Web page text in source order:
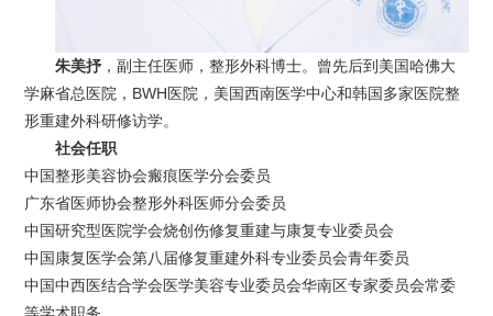
朱美抒 ，副主任医师，整形外科博士。曾先后到美国哈佛大
学麻省总医院，BWH医院，美国西南医学中心和韩国多家医院整
形重建外科研修访学。
社会任职
中国整形美容协会瘢痕医学分会委员
广东省医师协会整形外科医师分会委员
中国研究型医院学会烧创伤修复重建与康复专业委员会
中国康复医学会第八届修复重建外科专业委员会青年委员
中国中西医结合学会医学美容专业委员会华南区专家委员会常委